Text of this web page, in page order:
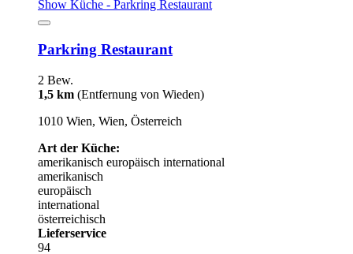
Parkring Restaurant
2 Bew.
1,5 km (Entfernung von Wieden)
1010 Wien, Wien, Österreich
Art der Küche:
amerikanisch europäisch international
amerikanisch
europäisch
international
österreichisch
Lieferservice
94